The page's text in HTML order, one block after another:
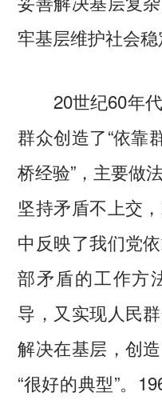
牢基层维护社会稳
20世纪60年代
群众创造了“依靠
桥经验”，主要做
坚持矛盾不上交
中反映了我们党
部矛盾的工作方
导，又实现人民
解决在基层，创
“很好的典型”。